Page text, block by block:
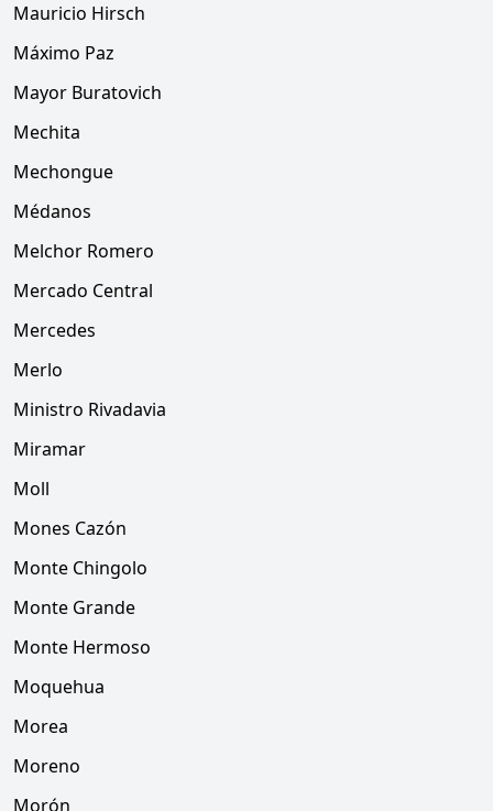
Mauricio Hirsch
Máximo Paz
Mayor Buratovich
Mechita
Mechongue
Médanos
Melchor Romero
Mercado Central
Mercedes
Merlo
Ministro Rivadavia
Miramar
Moll
Mones Cazón
Monte Chingolo
Monte Grande
Monte Hermoso
Moquehua
Morea
Moreno
Morón